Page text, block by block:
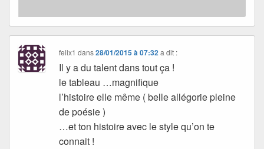
felix1 dans28/01/2015 à 07:32 a dit :
Il y a du talent dans tout ça !
le tableau …magnifique
l’histoire elle même ( belle allégorie pleine
de poésie )
…et ton histoire avec le style qu’on te
connait !